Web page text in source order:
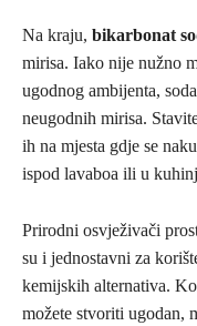
Na kraju, bikarbonat
mirisa. Iako nije nužno
ugodnog ambijenta,
neugodnih mirisa.
ih na mjesta gdje se
ispod lavaboa ili u
Prirodni osvježivači
su i jednostavni za
kemijskih alternativa.
možete stvoriti ugodan,